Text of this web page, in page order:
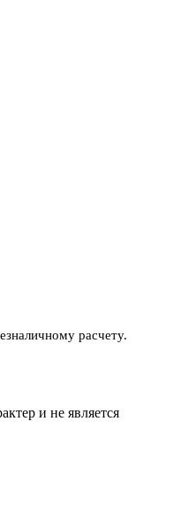
расчету.
и не является